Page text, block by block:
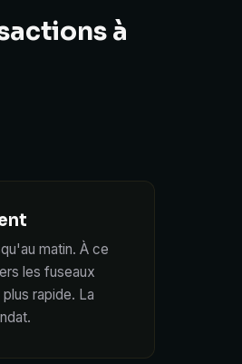
à
matin. À ce
les fuseaux
rapide. La